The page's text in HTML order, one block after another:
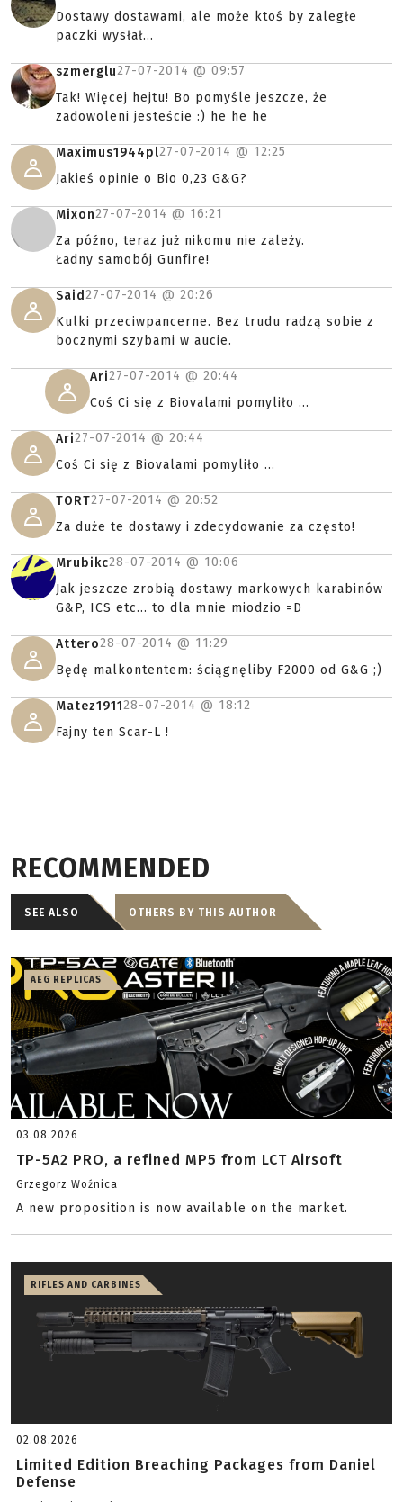
Dostawy dostawami, ale może ktoś by zaległe
paczki wysłał...
szmerglu27-07-2014 @ 09:57
Tak! Więcej hejtu! Bo pomyśle jeszcze, że
zadowoleni jesteście :) he he he
Maximus1944pl27-07-2014 @ 12:25
Jakieś opinie o Bio 0,23 G&G?
Mixon27-07-2014 @ 16:21
Za późno, teraz już nikomu nie zależy.
Ładny samobój Gunfire!
Said27-07-2014 @ 20:26
Kulki przeciwpancerne. Bez trudu radzą sobie z
bocznymi szybami w aucie.
Ari27-07-2014 @ 20:44
Coś Ci się z Biovalami pomyliło ...
Ari27-07-2014 @ 20:44
Coś Ci się z Biovalami pomyliło ...
TORT27-07-2014 @ 20:52
Za duże te dostawy i zdecydowanie za często!
Mrubikc28-07-2014 @ 10:06
Jak jeszcze zrobią dostawy markowych karabinów
G&P, ICS etc... to dla mnie miodzio =D
Attero28-07-2014 @ 11:29
Będę malkontentem: ściągnęliby F2000 od G&G ;)
Matez191128-07-2014 @ 18:12
Fajny ten Scar-L !
RECOMMENDED
SEE ALSO OTHERS BY THIS AUTHOR
AEG REPLICAS
03.08.2026
TP-5A2 PRO, a refined MP5 from LCT Airsoft
Grzegorz Woźnica
A new proposition is now available on the market.
RIFLES AND CARBINES
02.08.2026
Limited Edition Breaching Packages from Daniel
Defense